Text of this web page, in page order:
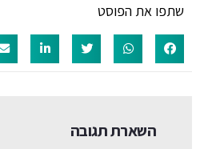
שתפו את הפוסט
השארת תגובה